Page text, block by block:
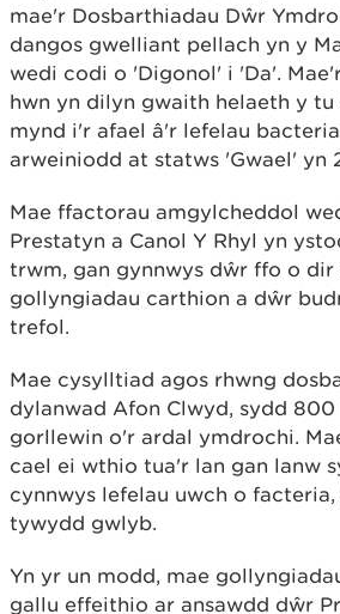
mae'r Dosbarthiadau Dŵr
dangos gwelliant pellach yn y
wedi codi o 'Digonol' i 'Da'.
hwn yn dilyn gwaith helaeth y
mynd i'r afael â'r lefelau
arweiniodd at statws 'Gwael' yn
Mae ffactorau amgylcheddol
Prestatyn a Canol Y Rhyl yn
trwm, gan gynnwys dŵr ffo o dir
gollyngiadau carthion a dŵr
trefol.
Mae cysylltiad agos rhwng
dylanwad Afon Clwyd, sydd
gorllewin o'r ardal ymdrochi.
cael ei wthio tua'r lan gan lanw
cynnwys lefelau uwch o
tywydd gwlyb.
Yn yr un modd, mae
gallu effeithio ar ansawdd dŵr